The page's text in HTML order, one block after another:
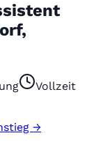
Vollzeit
→